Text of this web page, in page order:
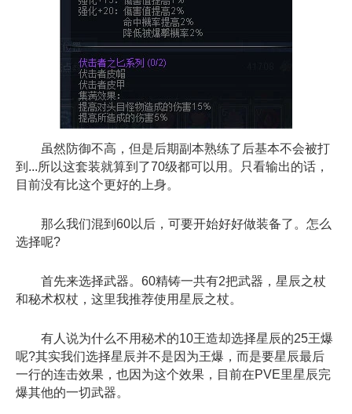
虽然防御不高，但是后期副本熟练了后基本不会被打
到...所以这套装就算到了70级都可以用。只看输出的话，
目前没有比这个更好的上身。
那么我们混到60以后，可要开始好好做装备了。怎么
选择呢?
首先来选择武器。60精铸一共有2把武器，星辰之杖
和秘术权杖，这里我推荐使用星辰之杖。
有人说为什么不用秘术的10王造却选择星辰的25王爆
呢?其实我们选择星辰并不是因为王爆，而是要星辰最后
一行的连击效果，也因为这个效果，目前在PVE里星辰完
爆其他的一切武器。